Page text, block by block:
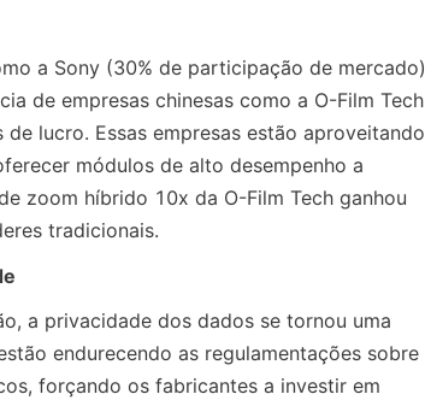
a Sony (30% de participação de mercado)
de empresas chinesas como a O-Film Tech
lucro. Essas empresas estão aproveitando
módulos de alto desempenho a
zoom híbrido 10x da O-Film Tech ganhou
tradicionais.
a privacidade dos dados se tornou uma
endurecendo as regulamentações sobre
forçando os fabricantes a investir em